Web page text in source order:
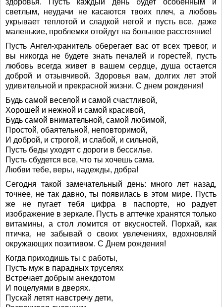
здоровья. Пусть каждый день будет особенным и
светлым, неудачи не касаются твоих плеч, а любовь
укрывает теплотой и сладкой негой и пусть все, даже
маленькие, проблемки отойдут на большое расстояние!
Пусть Ангел-хранитель оберегает вас от всех тревог, и
вы никогда не будете знать печалей и горестей, пусть
любовь всегда живет в вашем сердце, душа остается
доброй и отзывчивой. Здоровья вам, долгих лет этой
удивительной и прекрасной жизни. С днем рождения!
Будь самой веселой и самой счастливой,
Хорошей и нежной и самой красивой,
Будь самой внимательной, самой любимой,
Простой, обаятельной, неповторимой,
И доброй, и строгой, и слабой, и сильной,
Пусть беды уходят с дороги в бессилье.
Пусть сбудется все, что ты хочешь сама.
Любви тебе, веры, надежды, добра!
Сегодня такой замечательный день: много лет назад,
точнее, не так давно, ты появилась в этом мире. Пусть
же не пугает тебя цифра в паспорте, но радует
изображение в зеркале. Пусть в аптечке хранятся только
витамины, а стол ломится от вкусностей. Порхай, как
птичка, не забывай о своих увлечениях, вдохновляй
окружающих позитивом. С Днем рождения!
Когда приходишь ты с работы,
Пусть муж в парадных труселях
Встречает добрым анекдотом
И поцелуями в дверях.
Пускай летят навстречу дети,